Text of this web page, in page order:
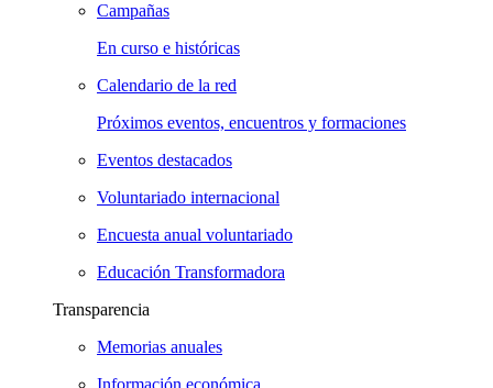
Campañas
En curso e históricas
Calendario de la red
Próximos eventos, encuentros y formaciones
Eventos destacados
Voluntariado internacional
Encuesta anual voluntariado
Educación Transformadora
Transparencia
Memorias anuales
Información económica